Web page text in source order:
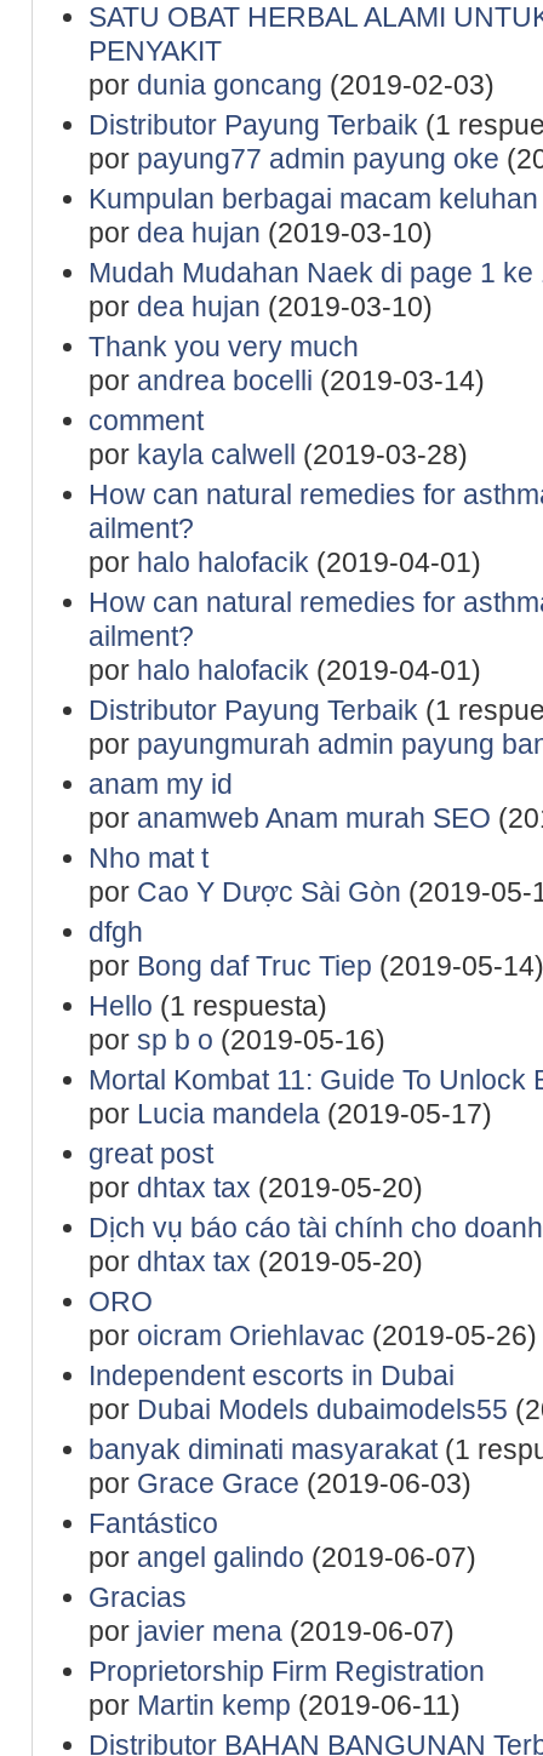
SATU OBAT HERBAL ALAMI
PENYAKIT
por dunia goncang (2019-02-03)
Distributor Payung Terbaik (1
por payung77 admin payung oke
Kumpulan berbagai macam
por dea hujan (2019-03-10)
Mudah Mudahan Naek di page 1 ke
por dea hujan (2019-03-10)
Thank you very much
por andrea bocelli (2019-03-14)
comment
por kayla calwell (2019-03-28)
How can natural remedies for
ailment?
por halo halofacik (2019-04-01)
How can natural remedies for
ailment?
por halo halofacik (2019-04-01)
Distributor Payung Terbaik (1
por payungmurah admin payung
anam my id
por anamweb Anam murah SEO
Nho mat t
por Cao Y Dược Sài Gòn (2019-05-
dfgh
por Bong daf Truc Tiep (2019-05-14)
Hello (1 respuesta)
por sp b o (2019-05-16)
Mortal Kombat 11: Guide To Unlock
por Lucia mandela(2019-05-17)
great post
por dhtax tax (2019-05-20)
Dịch vụ báo cáo tài chính cho
por dhtax tax (2019-05-20)
ORO
por oicram Oriehlavac (2019-05-26)
Independent escorts in Dubai
por Dubai Models dubaimodels55
banyak diminati masyarakat(1
por Grace Grace (2019-06-03)
Fantástico
por angel galindo (2019-06-07)
Gracias
por javier mena(2019-06-07)
Proprietorship Firm Registration
por Martin kemp (2019-06-11)
Distributor BAHAN BANGUNAN